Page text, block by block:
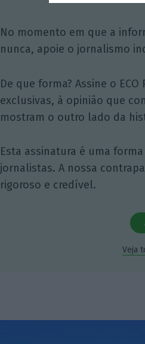
No momento em que a
nunca, apoie o jornalismo
De que forma? Assine o
exclusivas, à opinião que
mostram o outro lado da
Esta assinatura é uma
jornalistas. A nossa
rigoroso e credível.
Veja